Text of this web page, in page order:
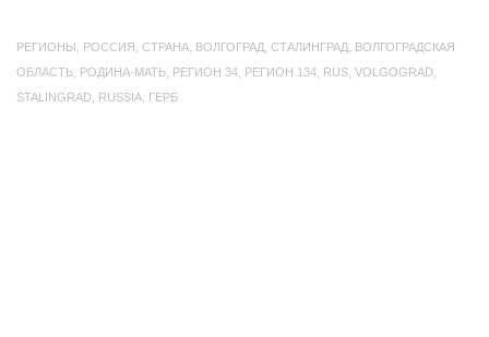
РЕГИОНЫ РОССИЯ СТРАНА ВОЛГОГРАД СТАЛИНГРАД
ВОЛГОГРАДСКАЯ
ОБЛАСТЬ РОДИНА-МАТЬ РЕГИОН 34 РЕГИОН 134 RUS VOLGOGRAD
STALINGRAD RUSSIA ГЕРБ